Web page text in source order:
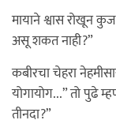
मायाने श्वास रोखून
असू शकत नाही?”
कबीरचा चेहरा
योगायोग...” तो पुढे
तीनदा?”